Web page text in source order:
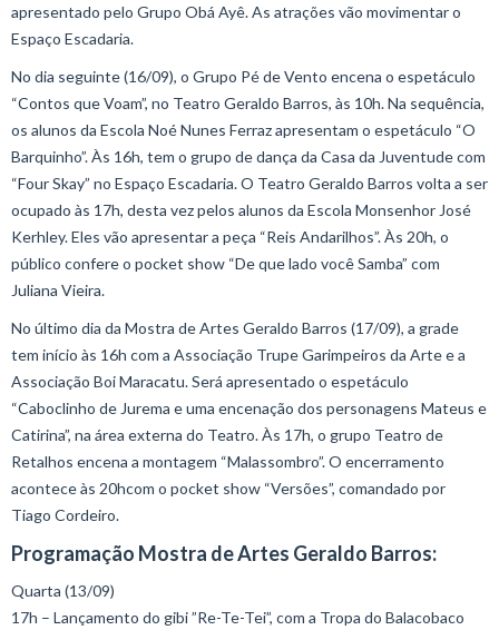
apresentado pelo Grupo Obá Ayê. As atrações vão movimentar o
Espaço Escadaria.
No dia seguinte (16/09), o Grupo Pé de Vento encena o espetáculo
“Contos que Voam”, no Teatro Geraldo Barros, às 10h. Na sequência,
os alunos da Escola Noé Nunes Ferraz apresentam o espetáculo “O
Barquinho”. Às 16h, tem o grupo de dança da Casa da Juventude com
“Four Skay” no Espaço Escadaria. O Teatro Geraldo Barros volta a ser
ocupado às 17h, desta vez pelos alunos da Escola Monsenhor José
Kerhley. Eles vão apresentar a peça “Reis Andarilhos”. Às 20h, o
público confere o pocket show “De que lado você Samba” com
Juliana Vieira.
No último dia da Mostra de Artes Geraldo Barros (17/09), a grade
tem início às 16h com a Associação Trupe Garimpeiros da Arte e a
Associação Boi Maracatu. Será apresentado o espetáculo
“Caboclinho de Jurema e uma encenação dos personagens Mateus e
Catirina”, na área externa do Teatro. Às 17h, o grupo Teatro de
Retalhos encena a montagem “Malassombro”. O encerramento
acontece às 20hcom o pocket show “Versões”, comandado por
Tiago Cordeiro.
Programação Mostra de Artes Geraldo Barros:
Quarta (13/09)
17h – Lançamento do gibi ”Re-Te-Tei”, com a Tropa do Balacobaco